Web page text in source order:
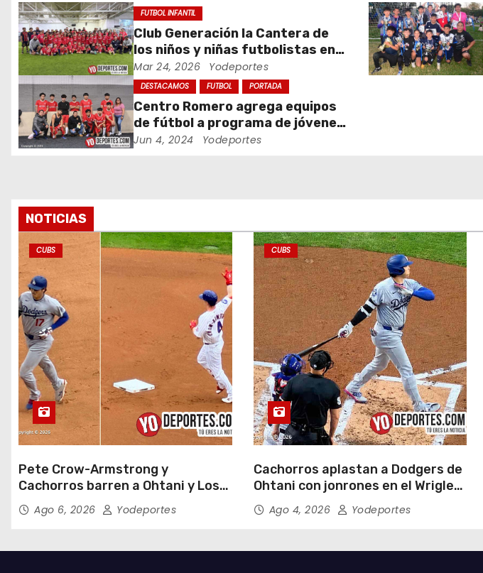
ó
n
d
e
e
r
a
d
a
s
FUTBOL INFANTIL
Club Generación la Cantera de
los niños y niñas futbolistas en
Melrose Park y Chicago
Mar 24, 2026 Yodeportes
DESTACAMOS FUTBOL PORTADA
Centro Romero agrega equipos
de fútbol a programa de jóvenes
en Chicago
Jun 4, 2024 Yodeportes
NOTICIAS
CUBS
Pete Crow-Armstrong y
Cachorros barren a Ohtani y Los
Dodgers
Ago 6, 2026 Yodeportes
CUBS
Cachorros aplastan a Dodgers de
Ohtani con jonrones en el Wrigley
FieldAgo 4, 2026 Yodeportes